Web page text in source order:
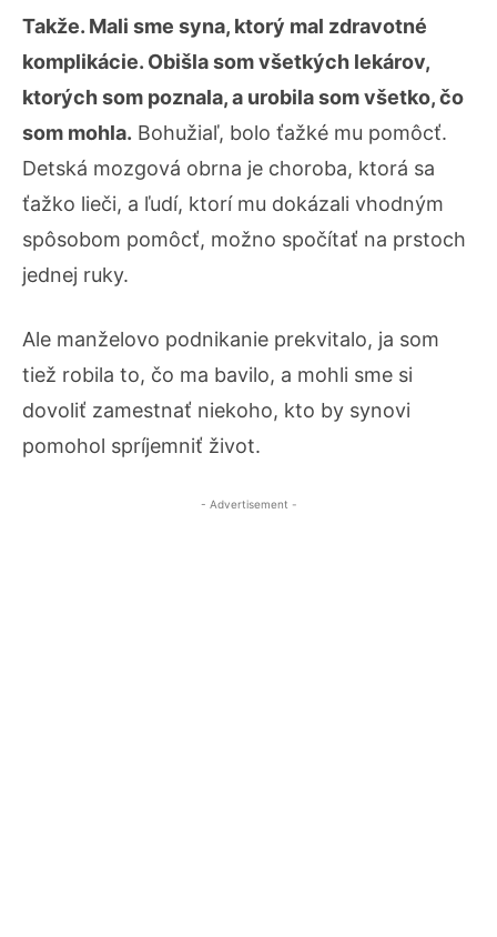
Takže. Mali sme syna, ktorý mal zdravotné
komplikácie. Obišla som všetkých lekárov,
ktorých som poznala, a urobila som všetko, čo
som mohla. Bohužiaľ, bolo ťažké mu pomôcť.
Detská mozgová obrna je choroba, ktorá sa
ťažko lieči, a ľudí, ktorí mu dokázali vhodným
spôsobom pomôcť, možno spočítať na prstoch
jednej ruky.
Ale manželovo podnikanie prekvitalo, ja som
tiež robila to, čo ma bavilo, a mohli sme si
dovoliť zamestnať niekoho, kto by synovi
pomohol spríjemniť život.
- Advertisement -